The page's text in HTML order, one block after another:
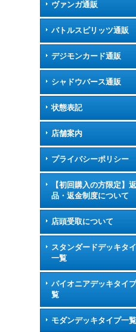
ヴァンガ通販
バトルスピリッツ通販
デジモンカード通販
シャドウバース通販
状態表記
店舗案内
プライバシーポリシー
【初回購入の方限定】返
品・返金制度について
店頭受取について
スタンダードデッキタ
一覧
パイオニアデッキタイ
覧
モダンデッキタイプ一覧